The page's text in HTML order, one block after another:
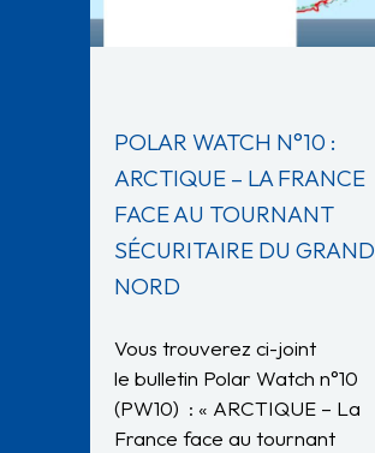
POLAR WATCH N°10 :
ARCTIQUE – LA FRANCE
FACE AU TOURNANT
SÉCURITAIRE DU GRAND
NORD
Vous trouverez ci-joint
le bulletin Polar Watch n°10
(PW10) : « ARCTIQUE – La
France face au tournant